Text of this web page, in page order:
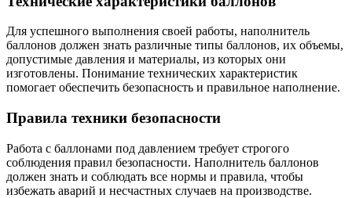
Для успешного выполнения своей работы, наполнитель
баллонов должен знать различные типы баллонов, их объемы,
допустимые давления и материалы, из которых они
изготовлены. Понимание технических характеристик
помогает обеспечить безопасность и правильное наполнение.
Правила техники безопасности
Работа с баллонами под давлением требует строгого
соблюдения правил безопасности. Наполнитель баллонов
должен знать и соблюдать все нормы и правила, чтобы
избежать аварий и несчастных случаев на производстве.